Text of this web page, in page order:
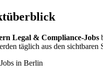
Legal & Compliance-Jobs
täglich aus den sichtbaren
in Berlin